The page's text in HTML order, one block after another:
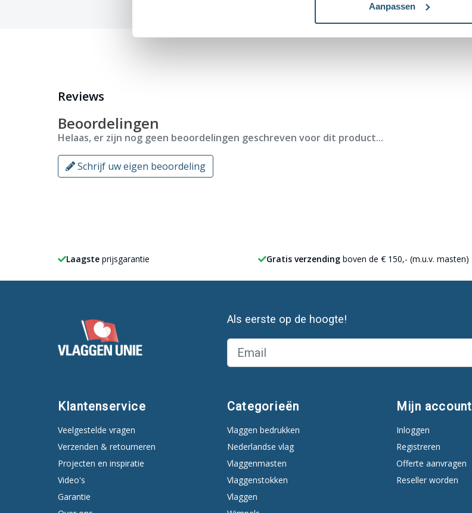
Aanpassen
Reviews
Beoordelingen
Helaas, er zijn nog geen beoordelingen geschreven voor dit product...
Schrijf uw eigen beoordeling
Laagste prijsgarantie Gratis verzending boven de € 150,- (m.u.v. masten)
Als eerste op de hoogte!
Klantenservice
Veelgestelde vragen
Verzenden & retourneren
Projecten en inspiratie
Video's
Garantie
Categorieën
Vlaggen bedrukken
Nederlandse vlag
Vlaggenmasten
Vlaggenstokken
Vlaggen
Mijn account
Inloggen
Registreren
Offerte aanvragen
Reseller worden